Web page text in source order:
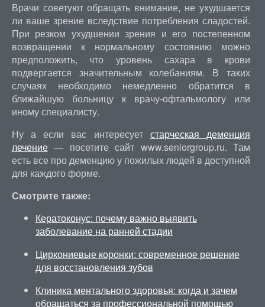
Врачи советуют обращать внимание, не ухудшается
ли ваше зрение вследствие потребления сладостей.
При резком ухудшении зрения и его постепенном
возвращении к нормальному состоянию можно
предположить, что уровень сахара в крови
подвергается значительным колебаниям. В таких
случаях необходимо немедленно обратится в
ближайшую больницу к врачу-офтальмологу или
иному специалисту.
Ну а если вас интересует старческая деменция
лечение— посетите сайт www.seniorgroup.ru. Там
есть все про деменцию у пожилых людей в доступной
для каждого форме.
Смотрите также:
Кератоконус: почему важно выявить
заболевание на ранней стадии
Циркониевые коронки: современное решение
для восстановления зубов
Клиника ментального здоровья: когда и зачем
обращаться за профессиональной помощью